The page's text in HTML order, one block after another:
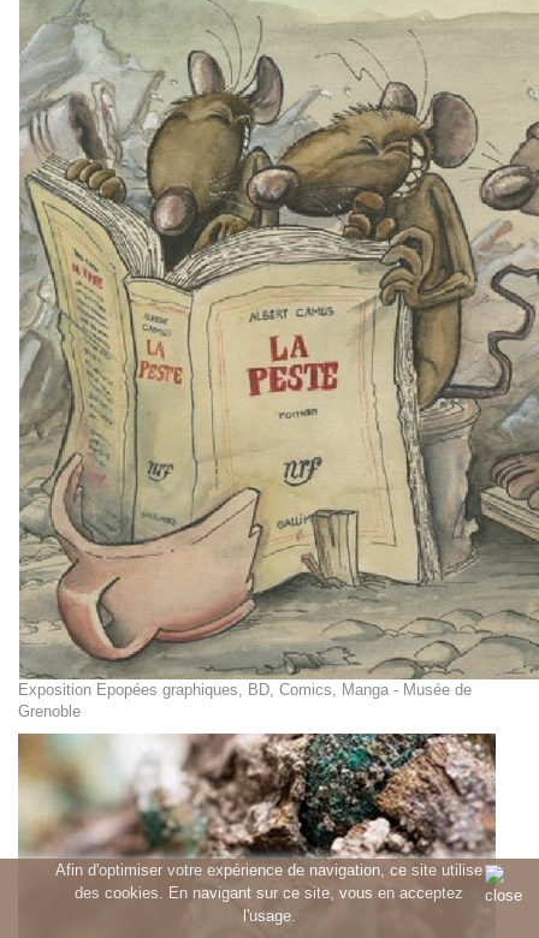
Afin d'optimiser votre expérience de navigation, ce site utilise
des cookies. En navigant sur ce site, vous en acceptez
l'usage.
Exposition Epopées graphiques, BD, Comics, Manga - Musée de
Grenoble